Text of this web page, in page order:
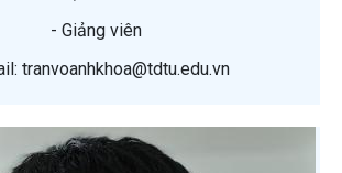
- Giảng viên
tranvoanhkhoa@tdtu.edu.vn